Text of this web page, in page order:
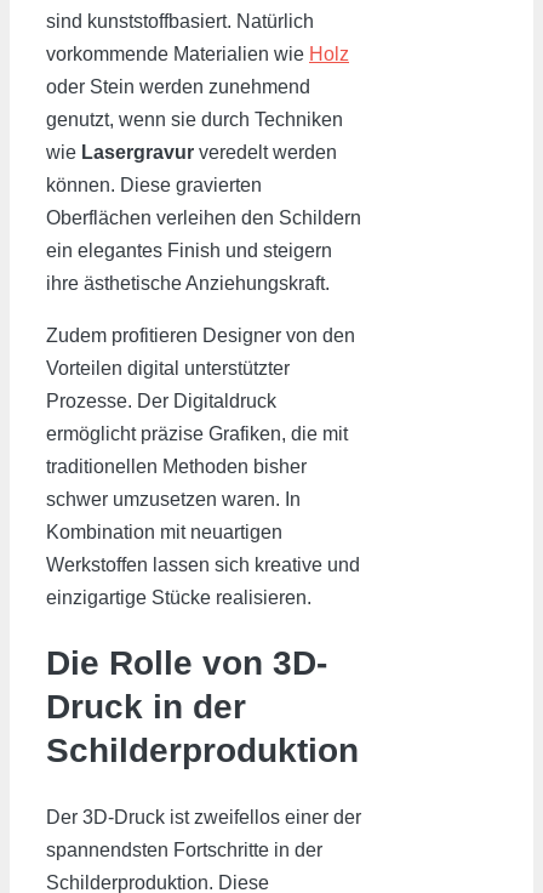
sind kunststoffbasiert. Natürlich
vorkommende Materialien wie Holz
oder Stein werden zunehmend
genutzt, wenn sie durch Techniken
wie Lasergravur veredelt werden
können. Diese gravierten
Oberflächen verleihen den Schildern
ein elegantes Finish und steigern
ihre ästhetische Anziehungskraft.
Zudem profitieren Designer von den
Vorteilen digital unterstützter
Prozesse. Der Digitaldruck
ermöglicht präzise Grafiken, die mit
traditionellen Methoden bisher
schwer umzusetzen waren. In
Kombination mit neuartigen
Werkstoffen lassen sich kreative und
einzigartige Stücke realisieren.
Die Rolle von 3D-
Druck in der
Schilderproduktion
Der 3D-Druck ist zweifellos einer der
spannendsten Fortschritte in der
Schilderproduktion. Diese